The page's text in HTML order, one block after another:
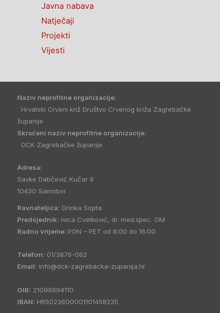
Javna nabava
Natječaji
Projekti
Vijesti
Naziv neprofitne organizacije:
Hrvatski Crveni križ Društvo Crvenog križa Zagrebačke
županije
Skraćeni naziv neprofitne organizacije:
DCK Zagrebačke županije
Adresa:
Savke Dabčević Kučar 6
10430 Samobor
Ravnateljica: Drinka Sopta
Predsjednik: Ivica Cvetković, dr. med.spec. OM
Radno vrijeme: PON – PET od 8:00 do 16:00
Telefon: 01/3876-062
Email: info@dck-zagrebacka-zupanija.hr
OIB: 21096894110
IBAN: HR5023600001101458235